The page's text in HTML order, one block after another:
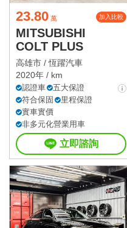
23.80 萬 加入比較
MITSUBISHI
COLT PLUS
高雄市 /恆躍汽車
2020年 / km
認證車
五大保證
符合保固
里程保證
實車實價
非多元化營業用車
立即諮詢